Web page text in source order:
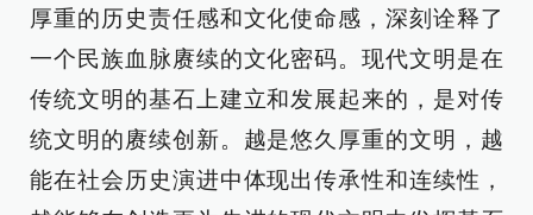
厚重的历史责任感和文化使命感，深刻诠释了
一个民族血脉赓续的文化密码。现代文明是在
传统文明的基石上建立和发展起来的，是对传
统文明的赓续创新。越是悠久厚重的文明，越
能在社会历史演进中体现出传承性和连续性，